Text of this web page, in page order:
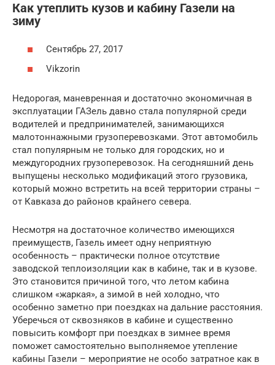
Как утеплить кузов и кабину Газели на
зиму
Сентябрь 27, 2017
Vikzorin
Недорогая, маневренная и достаточно экономичная в
эксплуатации ГАЗель давно стала популярной среди
водителей и предпринимателей, занимающихся
малотоннажными грузоперевозками. Этот автомобиль
стал популярным не только для городских, но и
междугородних грузоперевозок. На сегодняшний день
выпущены несколько модификаций этого грузовика,
который можно встретить на всей территории страны –
от Кавказа до районов крайнего севера.
Несмотря на достаточное количество имеющихся
преимуществ, Газель имеет одну неприятную
особенность – практически полное отсутствие
заводской теплоизоляции как в кабине, так и в кузове.
Это становится причиной того, что летом кабина
слишком «жаркая», а зимой в ней холодно, что
особенно заметно при поездках на дальние расстояния.
Уберечься от сквозняков в кабине и существенно
повысить комфорт при поездках в зимнее время
поможет самостоятельно выполняемое утепление
кабины Газели – мероприятие не особо затратное как в